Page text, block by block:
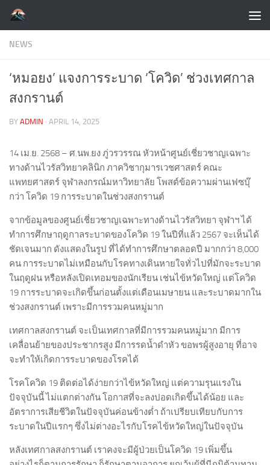
Skip to content
NEWS
‘หมอยง’ แจงการระบาด ‘โควิด’ ช่วงเทศกาล
สงกรานต์
BY ADMIN · APRIL 14, 2025
14 เม.ย. 2568 – ศ.นพ.ยง ภู่วรวรรณ หัวหน้าศูนย์เชี่ยวชาญเฉพาะ
ทางด้านไวรัสวิทยาคลินิก ภาควิชากุมารเวชศาสตร์ คณะ
แพทยศาสตร์ จุฬาลงกรณ์มหาวิทยาลัย โพสต์ข้อความผ่านเฟซบุ๊
กว่า โควิด 19 การระบาดในช่วงสงกรานต์
จากข้อมูลของศูนย์เชี่ยวชาญเฉพาะทางด้านไวรัสวิทยา จุฬาฯ ได้
ทำการศึกษาฤดูกาลระบาดของโควิด 19 ในปีที่แล้ว 2567 จะเห็นได้
ชัดเจนมาก ดังแสดงในรูป ที่ได้ทำการศึกษาตลอดปี มากกว่า 8,000
คน การระบาดไม่เหมือนกับโรคทางเดินหายใจทั่วไปที่มักจะระบาด
ในฤดูฝน หรือหลังเปิดเทอมของนักเรียน เช่นไข้หวัดใหญ่ แต่โควิด
19 การระบาดจะเกิดขึ้นก่อนตั้งแต่เดือนเมษายน และระบาดมากใน
ช่วงสงกรานต์ เพราะมีการรวมคนหมู่มาก
เทศกาลสงกรานต์ จะเป็นเทศกาลที่มีการรวมคนหมู่มาก มีการ
เคลื่อนย้ายของประชากรสูง มีการรดน้ำดำหัว ขอพรผู้สูงอายุ ที่อาจ
จะทำให้เกิดการระบาดของโรคได้
โรคโควิด 19 ติดต่อได้ง่ายกว่าไข้หวัดใหญ่ แต่ความรุนแรงใน
ปัจจุบันนี้ ไม่แตกต่างกัน โอกาสที่จะลงปอดเกิดขึ้นได้น้อย และ
อัตราการเสียชีวิตในปัจจุบันค่อนข้างต่ำ ถ้าเปรียบเทียบกับการ
ระบาดในปีแรกๆ ซึ่งไม่ต่างอะไรกับโรคไข้หวัดใหญ่ในปัจจุบัน
หลังเทศกาลสงกรานต์ เราคงจะมีผู้ป่วยเป็นโควิด 19 เพิ่มขึ้น